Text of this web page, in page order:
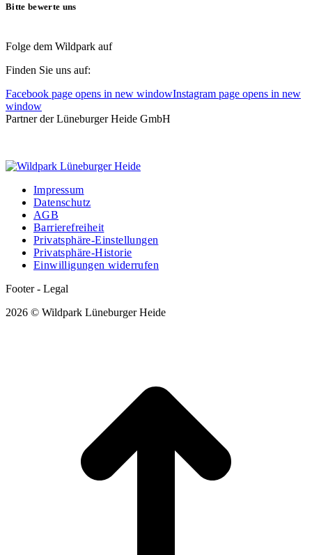
Bitte bewerte uns
Folge dem Wildpark auf
Finden Sie uns auf:
Facebook page opens in new windowInstagram page opens in new
window
Partner der Lüneburger Heide GmbH
Impressum
Datenschutz
AGB
Barrierefreiheit
Privatsphäre-Einstellungen
Privatsphäre-Historie
Einwilligungen widerrufen
Footer - Legal
2026 © Wildpark Lüneburger Heide